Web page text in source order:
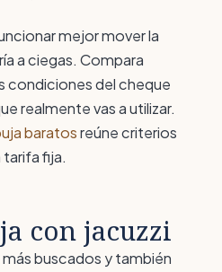
mejor mover la
a ciegas. Compara
condiciones del cheque
realmente vas a utilizar.
baratosreúne criterios
fija.
con jacuzzi
buscados y también